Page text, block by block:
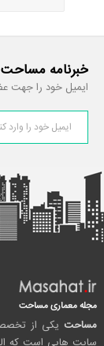
خبرنامه مساحت
ایمیل خود را جهت
مجله معماری مساحت
مساحت یکی از